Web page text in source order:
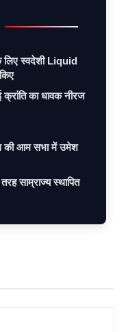
स्वदेशी Liquid
का धावक नीरज
की आम सभा में उमेश
साम्राज्य स्थापित